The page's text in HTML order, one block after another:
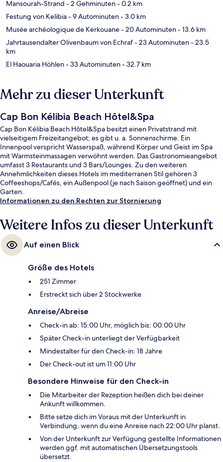
Mansourah-Strand - 2 Gehminuten- 0.2 km
Festung von Kelibia- 9 Autominuten- 3.0 km
Musée archéologique de Kerkouane- 20 Autominuten- 13.6 km
Jahrtausendalter Olivenbaum von Echraf- 23 Autominuten- 23.5
km
El Haouaria Höhlen- 33 Autominuten- 32.7 km
Mehr zu dieser Unterkunft
Cap Bon Kélibia Beach Hôtel&Spa
Cap Bon Kélibia Beach Hôtel&Spa besitzt einen Privatstrand mit
vielseitigem Freizeitangebot; es gibt u. a. Sonnenschirme. Ein
Innenpool verspricht Wasserspaß, während Körper und Geist im Spa
mit Warmsteinmassagen verwöhnt werden. Das Gastronomieangebot
umfasst 3 Restaurants und 3 Bars/Lounges. Zu den weiteren
Annehmlichkeiten dieses Hotels im mediterranen Stil gehören 3
Coffeeshops/Cafés, ein Außenpool (je nach Saison geöffnet) und ein
Garten.
Informationen zu den Rechten zur Stornierung
Weitere Infos zu dieser Unterkunft
Auf einen Blick
Größe des Hotels
251 Zimmer
Erstreckt sich über 2 Stockwerke
Anreise/Abreise
Check-in ab: 15:00 Uhr, möglich bis: 00:00 Uhr
Später Check-in unterliegt der Verfügbarkeit
Mindestalter für den Check-in: 18 Jahre
Der Check-out ist um 11:00 Uhr
Besondere Hinweise für den Check-in
Die Mitarbeiter der Rezeption heißen dich bei deiner
Ankunft willkommen.
Bitte setze dich im Voraus mit der Unterkunft in
Verbindung, wenn du eine Anreise nach 22:00 Uhr planst.
Von der Unterkunft zur Verfügung gestellte Informationen
werden ggf. mit automatischen Übersetzungstools
übersetzt.